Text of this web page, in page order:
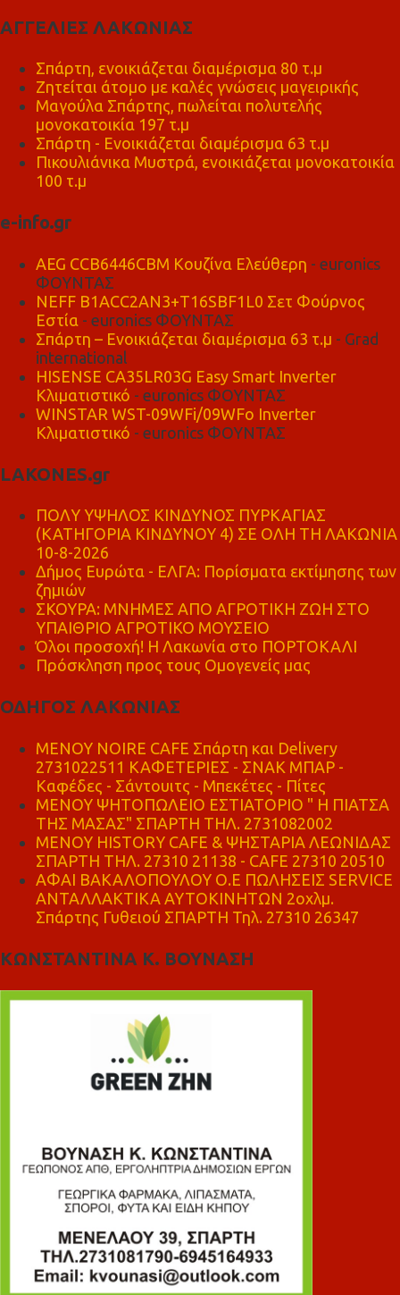
ΑΓΓΕΛΙΕΣ ΛΑΚΩΝΙΑΣ
Σπάρτη, ενοικιάζεται διαμέρισμα 80 τ.μ
Ζητείται άτομο με καλές γνώσεις μαγειρικής
Μαγούλα Σπάρτης, πωλείται πολυτελής
μονοκατοικία 197 τ.μ
Σπάρτη - Ενοικιάζεται διαμέρισμα 63 τ.μ
Πικουλιάνικα Μυστρά, ενοικιάζεται μονοκατοικία
100 τ.μ
e-info.gr
AEG CCB6446CBM Κουζίνα Ελεύθερη - euronics
ΦΟΥΝΤΑΣ
NEFF B1ACC2AN3+T16SBF1L0 Σετ Φούρνος
Εστία - euronics ΦΟΥΝΤΑΣ
Σπάρτη – Ενοικιάζεται διαμέρισμα 63 τ.μ - Grad
international
HISENSE CA35LR03G Easy Smart Inverter
Κλιματιστικό - euronics ΦΟΥΝΤΑΣ
WINSTAR WST-09WFi/09WFo Inverter
Κλιματιστικό - euronics ΦΟΥΝΤΑΣ
LAKONES.gr
ΠΟΛΥ ΥΨΗΛΟΣ ΚΙΝΔΥΝΟΣ ΠΥΡΚΑΓΙΑΣ
(ΚΑΤΗΓΟΡΙΑ ΚΙΝΔΥΝΟΥ 4) ΣΕ ΟΛΗ ΤΗ ΛΑΚΩΝΙΑ
10-8-2026
Δήμος Ευρώτα - ΕΛΓΑ: Πορίσματα εκτίμησης των
ζημιών
ΣΚΟΥΡΑ: ΜΝΗΜΕΣ ΑΠΟ ΑΓΡΟΤΙΚΗ ΖΩΗ ΣΤΟ
ΥΠΑΙΘΡΙΟ ΑΓΡΟΤΙΚΟ ΜΟΥΣΕΙΟ
Όλοι προσοχή! Η Λακωνία στο ΠΟΡΤΟΚΑΛΙ
Πρόσκληση προς τους Ομογενείς μας
ΟΔΗΓΟΣ ΛΑΚΩΝΙΑΣ
MENOY NOIRE CAFE Σπάρτη και Delivery
2731022511 ΚΑΦΕΤΕΡΙΕΣ - ΣΝΑΚ ΜΠΑΡ -
Καφέδες - Σάντουιτς - Μπεκέτες - Πίτες
ΜΕΝΟΥ ΨΗΤΟΠΩΛΕΙΟ ΕΣΤΙΑΤΟΡΙΟ " Η ΠΙΑΤΣΑ
ΤΗΣ ΜΑΣΑΣ" ΣΠΑΡΤΗ ΤΗΛ. 2731082002
ΜΕΝΟΥ HISTORY CAFE & ΨΗΣΤΑΡΙΑ ΛΕΩΝΙΔΑΣ
ΣΠΑΡΤΗ ΤΗΛ. 27310 21138 - CAFE 27310 20510
ΑΦΑΙ ΒΑΚΑΛΟΠΟΥΛΟΥ Ο.Ε ΠΩΛΗΣΕΙΣ SERVICE
ΑΝΤΑΛΛΑΚΤΙΚΑ ΑΥΤΟΚΙΝΗΤΩΝ 2οχλμ.
Σπάρτης Γυθειού ΣΠΑΡΤΗ Τηλ. 27310 26347
ΚΩΝΣΤΑΝΤΙΝΑ Κ. ΒΟΥΝΑΣΗ